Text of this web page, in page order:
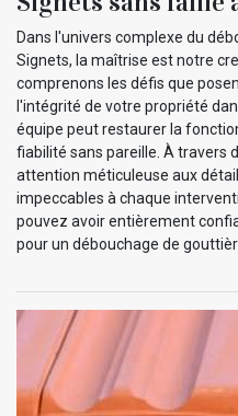
Dans l'univers complexe du
Signets, la maîtrise est notre
comprenons les défis que
l'intégrité de votre propriété
équipe peut restaurer la
fiabilité sans pareille. À travers
attention méticuleuse aux
impeccables à chaque
pouvez avoir entièrement
pour un débouchage de